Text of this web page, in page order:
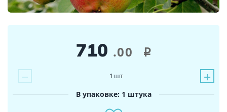
710 .00 i
− +
1 шт
В упаковке: 1 штука